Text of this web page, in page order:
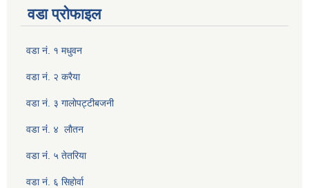
वडा प्रोफाइल
वडा नं. १ मधुवन
वडा नं. २ करैया
वडा नं. ३ गालाेपट्टीबजनी
वडा नंं. ४ लाैतन
वडा नंं. ५ तेतरिया
वडा नं. ६ सिहाेर्वा